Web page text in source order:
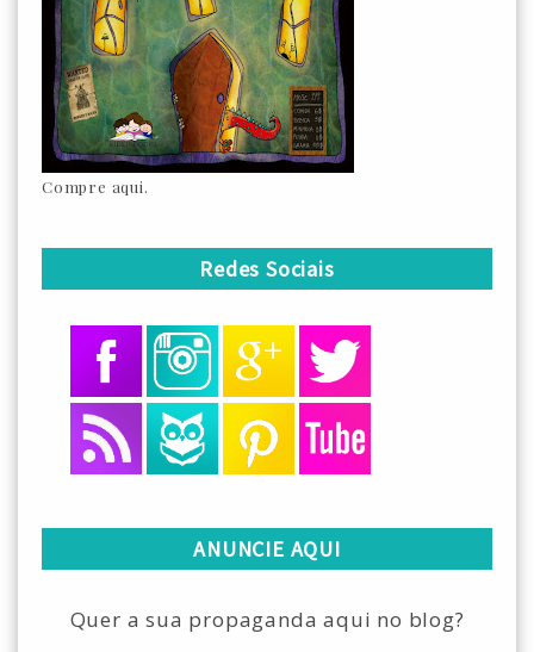
Compre aqui.
Redes Sociais
ANUNCIE AQUI
Quer a sua propaganda aqui no blog?